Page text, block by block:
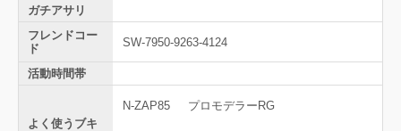
ガチアサリ
フレンドコー
ド
SW-7950-9263-4124
活動時間帯
よく使うブキ
N-ZAP85 プロモデラーRG